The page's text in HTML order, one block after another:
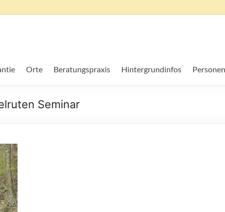
Orte Beratungspraxis Hintergrundinfos
Seminar